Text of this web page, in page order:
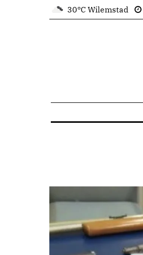
30°C Wilemstad